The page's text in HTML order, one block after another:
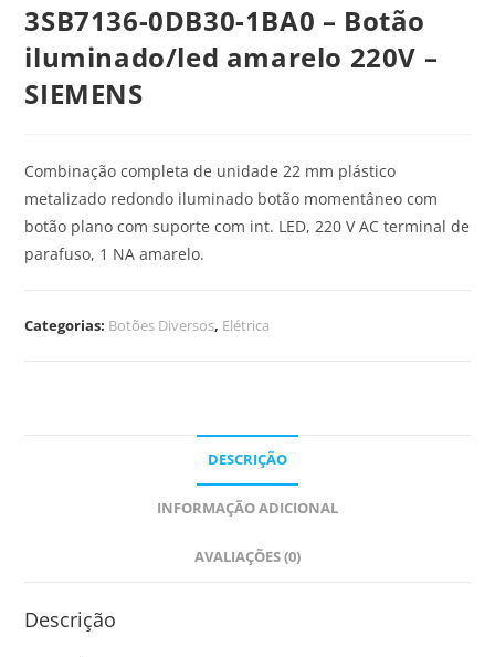
3SB7136-0DB30-1BA0 – Botão
iluminado/led amarelo 220V –
SIEMENS
Combinação completa de unidade 22 mm plástico
metalizado redondo iluminado botão momentâneo com
botão plano com suporte com int. LED, 220 V AC terminal de
parafuso, 1 NA amarelo.
Categorias: Botões Diversos, Elétrica
DESCRIÇÃO
INFORMAÇÃO ADICIONAL
AVALIAÇÕES (0)
Descrição